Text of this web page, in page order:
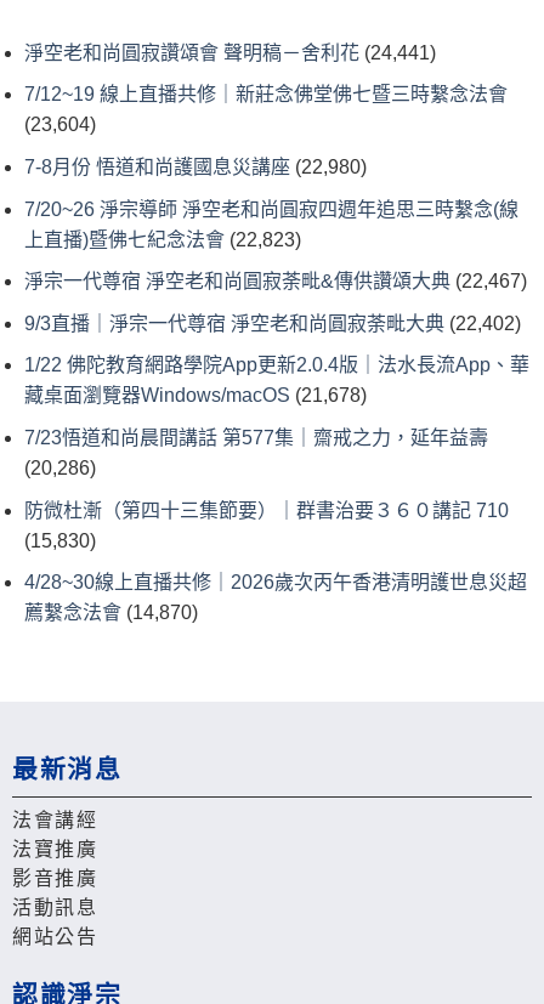
淨空老和尚圓寂讚頌會 聲明稿－舍利花 (24,441)
7/12~19 線上直播共修｜新莊念佛堂佛七暨三時繫念法會
(23,604)
7-8月份 悟道和尚護國息災講座 (22,980)
7/20~26 淨宗導師 淨空老和尚圓寂四週年追思三時繫念(線
上直播)暨佛七紀念法會 (22,823)
淨宗一代尊宿 淨空老和尚圓寂荼毗&傳供讚頌大典 (22,467)
9/3直播｜淨宗一代尊宿 淨空老和尚圓寂荼毗大典 (22,402)
1/22 佛陀教育網路學院App更新2.0.4版｜法水長流App、華
藏桌面瀏覽器Windows/macOS (21,678)
7/23悟道和尚晨間講話 第577集｜齋戒之力，延年益壽
(20,286)
防微杜漸（第四十三集節要）｜群書治要３６０講記 710
(15,830)
4/28~30線上直播共修｜2026歲次丙午香港清明護世息災超
薦繫念法會 (14,870)
最新消息
法會講經
法寶推廣
影音推廣
活動訊息
網站公告
認識淨宗